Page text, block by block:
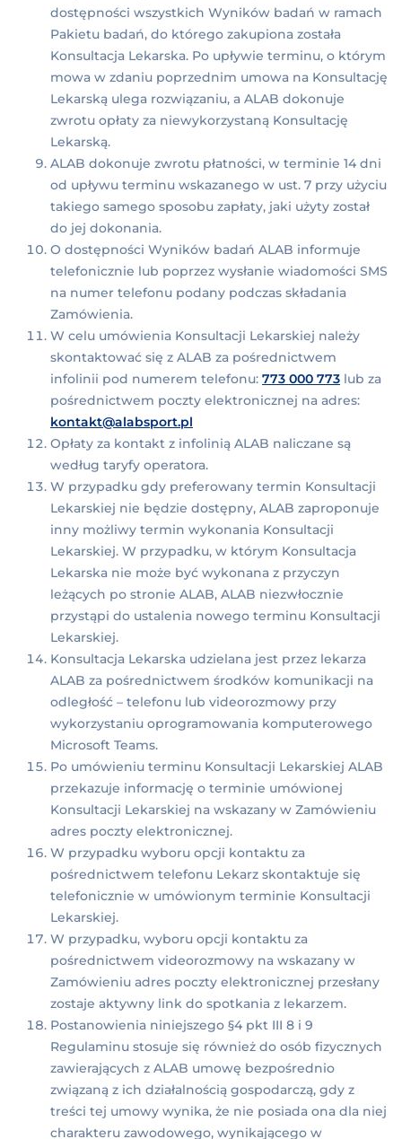
dostępności wszystkich Wyników badań w ramach
Pakietu badań, do którego zakupiona została
Konsultacja Lekarska. Po upływie terminu, o którym
mowa w zdaniu poprzednim umowa na Konsultację
Lekarską ulega rozwiązaniu, a ALAB dokonuje
zwrotu opłaty za niewykorzystaną Konsultację
Lekarską.
ALAB dokonuje zwrotu płatności, w terminie 14 dni
od upływu terminu wskazanego w ust. 7 przy użyciu
takiego samego sposobu zapłaty, jaki użyty został
do jej dokonania.
O dostępności Wyników badań ALAB informuje
telefonicznie lub poprzez wysłanie wiadomości SMS
na numer telefonu podany podczas składania
Zamówienia.
W celu umówienia Konsultacji Lekarskiej należy
skontaktować się z ALAB za pośrednictwem
infolinii pod numerem telefonu: 773 000 773 lub za
pośrednictwem poczty elektronicznej na adres:
kontakt@alabsport.pl
Opłaty za kontakt z infolinią ALAB naliczane są
według taryfy operatora.
W przypadku gdy preferowany termin Konsultacji
Lekarskiej nie będzie dostępny, ALAB zaproponuje
inny możliwy termin wykonania Konsultacji
Lekarskiej. W przypadku, w którym Konsultacja
Lekarska nie może być wykonana z przyczyn
leżących po stronie ALAB, ALAB niezwłocznie
przystąpi do ustalenia nowego terminu Konsultacji
Lekarskiej.
Konsultacja Lekarska udzielana jest przez lekarza
ALAB za pośrednictwem środków komunikacji na
odległość – telefonu lub videorozmowy przy
wykorzystaniu oprogramowania komputerowego
Microsoft Teams.
Po umówieniu terminu Konsultacji Lekarskiej ALAB
przekazuje informację o terminie umówionej
Konsultacji Lekarskiej na wskazany w Zamówieniu
adres poczty elektronicznej.
W przypadku wyboru opcji kontaktu za
pośrednictwem telefonu Lekarz skontaktuje się
telefonicznie w umówionym terminie Konsultacji
Lekarskiej.
W przypadku, wyboru opcji kontaktu za
pośrednictwem videorozmowy na wskazany w
Zamówieniu adres poczty elektronicznej przesłany
zostaje aktywny link do spotkania z lekarzem.
Postanowienia niniejszego §4 pkt III 8 i 9
Regulaminu stosuje się również do osób fizycznych
zawierających z ALAB umowę bezpośrednio
związaną z ich działalnością gospodarczą, gdy z
treści tej umowy wynika, że nie posiada ona dla niej
charakteru zawodowego, wynikającego w